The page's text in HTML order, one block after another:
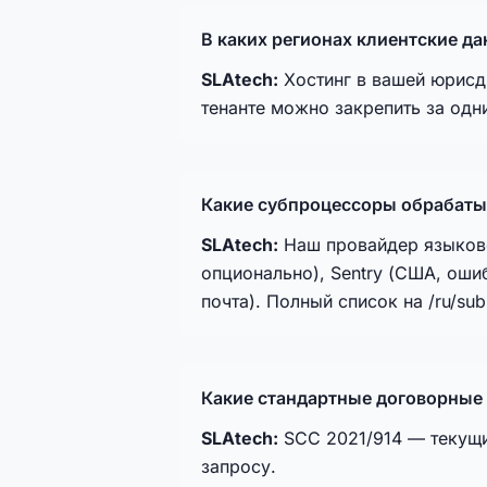
В каких регионах клиентские
SLAtech: Хостинг в вашей
тенанте можно закрепить за
Какие субпроцессоры
SLAtech: Наш провайдер
опционально), Sentry (США,
почта). Полный список на /ru/
Какие стандартные
SLAtech: SCC 2021/914 —
запросу.